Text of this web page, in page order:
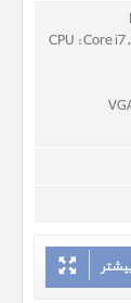
CPU : Core